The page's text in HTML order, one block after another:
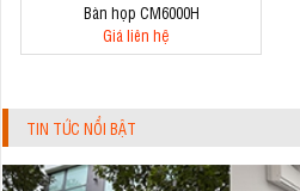
Bàn họp CM6000H
Giá liên hệ
TIN TỨC NỔI BẬT